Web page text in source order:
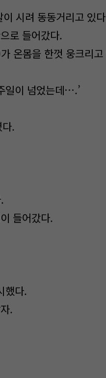
시려 동동거리고 있
로 들어갔다.
온몸을 한껏 웅크리
일이 넘었는데….’
.
들어갔다.
했다.
.